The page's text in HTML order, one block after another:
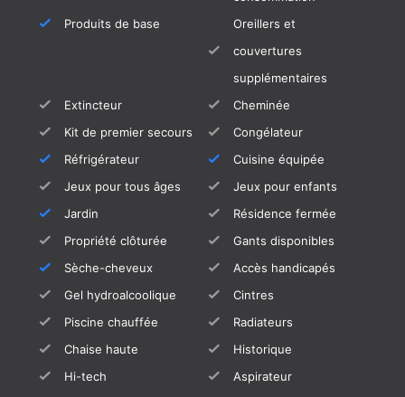
Produits de base
Oreillers et
couvertures
supplémentaires
Extincteur
Cheminée
Kit de premier secours
Congélateur
Réfrigérateur
Cuisine équipée
Jeux pour tous âges
Jeux pour enfants
Jardin
Résidence fermée
Propriété clôturée
Gants disponibles
Sèche-cheveux
Accès handicapés
Gel hydroalcoolique
Cintres
Piscine chauffée
Radiateurs
Chaise haute
Historique
Hi-tech
Aspirateur